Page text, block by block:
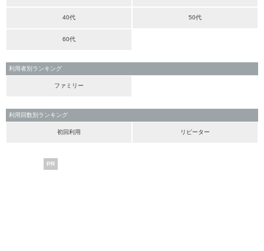
40代 50代
60代
利用者別ランキング
ファミリー
利用回数別ランキング
初回利用 リピーター
PR